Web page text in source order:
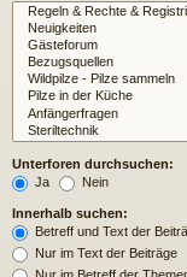
Unterforen durchsuchen:
Ja
Nein
Innerhalb suchen:
Betreff und Text der
Nur im Text der Beiträge